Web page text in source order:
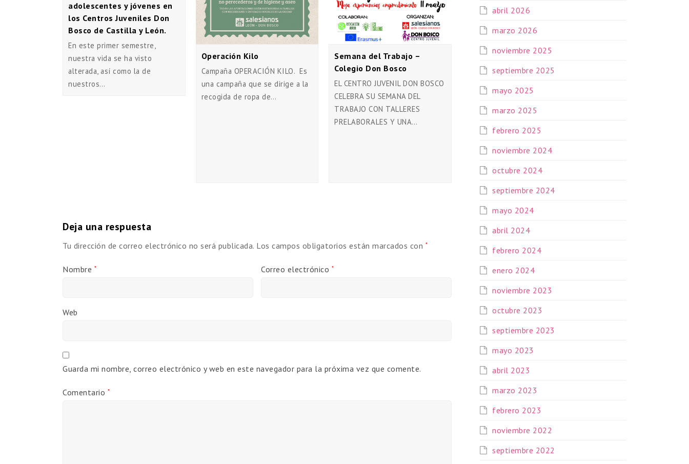
adolescentes y jóvenes en
los Centros Juveniles Don
Bosco de Castilla y León.
En este primer semestre,
nuestra vida se ha visto
alterada, así como la de
nuestros…
Operación Kilo
Campaña OPERACIÓN KILO. Es
una campaña que se dirige a la
recogida de ropa de…
Semana del Trabajo –
Colegio Don Bosco
EL CENTRO JUVENIL DON BOSCO
CELEBRA SU SEMANA DEL
TRABAJO CON TALLERES
PRELABORALES Y UNA…
Deja una respuesta
Tu dirección de correo electrónico no será publicada. Los campos obligatorios están marcados con *
Nombre * Correo electrónico *
Web
Guarda mi nombre, correo electrónico y web en este navegador para la próxima vez que comente.
Comentario *
abril 2026
marzo 2026
noviembre 2025
septiembre 2025
mayo 2025
marzo 2025
febrero 2025
noviembre 2024
octubre 2024
septiembre 2024
mayo 2024
abril 2024
febrero 2024
enero 2024
noviembre 2023
octubre 2023
septiembre 2023
mayo 2023
abril 2023
marzo 2023
febrero 2023
noviembre 2022
septiembre 2022